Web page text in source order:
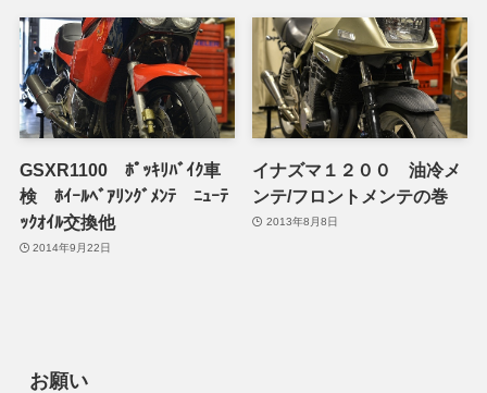
GSXR1100 ﾎﾟｯｷﾘﾊﾞｲｸ車
検 ﾎｲｰﾙﾍﾞｱﾘﾝｸﾞﾒﾝﾃ ﾆｭｰﾃ
ｯｸｵｲﾙ交換他
2014年9月22日
イナズマ１２００ 油冷メ
ンテ/フロントメンテの巻
2013年8月8日
お願い